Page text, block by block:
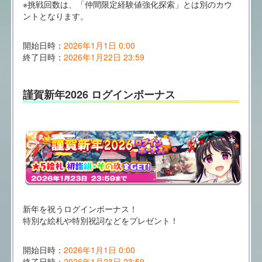
※挑戦回数は、「仲間限定経験値強化探索」とは別のカウ
ントとなります。
開始日時： 2026年1月1日 0:00
終了日時： 2026年1月22日 23:59
謹賀新年2026 ログインボーナス
新年を祝うログインボーナス！
特別な絵札や特別祝詞などをプレゼント！
開始日時： 2026年1月1日 0:00